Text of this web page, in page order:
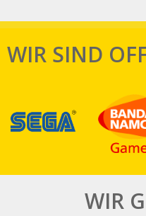
WIR SIND
WIR